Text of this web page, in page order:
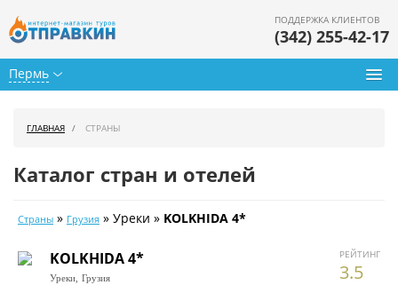
Пермь
ПОДДЕРЖКА КЛИЕНТОВ
(342) 255-42-17
Календарь туров
Цены дня
ГЛАВНАЯ СТРАНЫ
Каталог стран и отелей
Страны » Грузия » Уреки » KOLKHIDA 4*
РЕЙТИНГ
3.5
KOLKHIDA 4*
Уреки, Грузия